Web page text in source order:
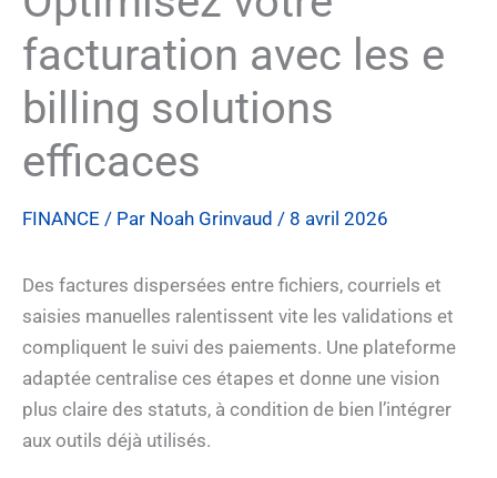
facturation avec les e
billing solutions
efficaces
FINANCE / Par Noah Grinvaud / 8 avril 2026
Des factures dispersées entre fichiers, courriels et
saisies manuelles ralentissent vite les validations et
compliquent le suivi des paiements. Une plateforme
adaptée centralise ces étapes et donne une vision
plus claire des statuts, à condition de bien l’intégrer
aux outils déjà utilisés.